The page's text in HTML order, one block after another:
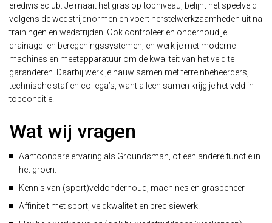
eredivisieclub. Je maait het gras op topniveau, belijnt het speelveld
volgens de wedstrijdnormen en voert herstelwerkzaamheden uit na
trainingen en wedstrijden. Ook controleer en onderhoud je
drainage- en beregeningssystemen, en werk je met moderne
machines en meetapparatuur om de kwaliteit van het veld te
garanderen. Daarbij werk je nauw samen met terreinbeheerders,
technische staf en collega’s, want alleen samen krijg je het veld in
topconditie.
Wat wij vragen
Aantoonbare ervaring als Groundsman, of een andere functie in
het groen.
Kennis van (sport)veldonderhoud, machines en grasbeheer
Affiniteit met sport, veldkwaliteit en precisiewerk.